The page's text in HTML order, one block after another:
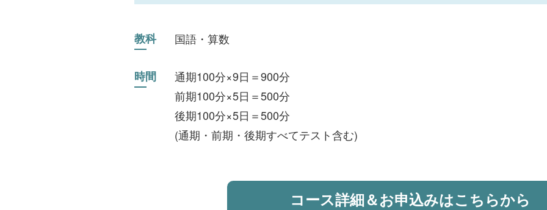
教科 国語・算数
時間
通期100分×9日＝900分
前期100分×5日＝500分
後期100分×5日＝500分
(通期・前期・後期すべてテスト含む)
コース詳細＆お申込みはこちらから